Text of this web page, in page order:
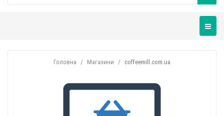
Головна Магазини coffeemill.com.ua